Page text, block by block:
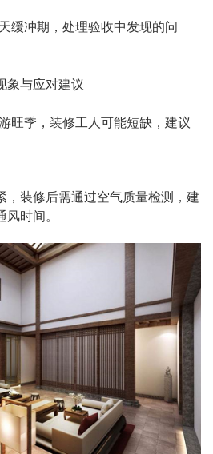
缓冲期，处理验收中发现的问
象与应对建议
旺季，装修工人可能短缺，建议
，装修后需通过空气质量检测，建
时间。